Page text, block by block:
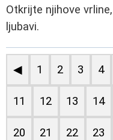
Otkrijte njihove
ljubavi.
◀ 1 2 3 4
11 12 13 14
20 21 22 23